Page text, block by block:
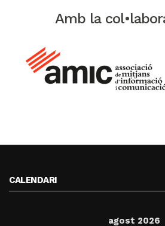
Amb la
CALENDARI
agost 2026